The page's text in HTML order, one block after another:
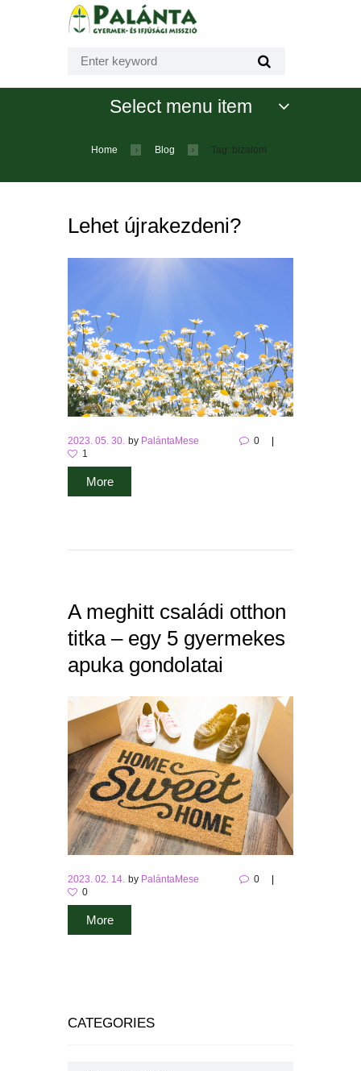
Select menu item
Home Blog Tag: bizalom
Lehet újrakezdeni?
2023. 05. 30. by PalántaMese
0
1
More
A meghitt családi otthon
titka – egy 5 gyermekes
apuka gondolatai
2023. 02. 14. by PalántaMese
0
0
More
CATEGORIES